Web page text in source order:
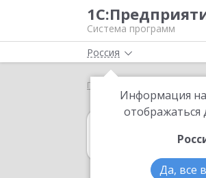
Система программ
Россия
Информация на
отображаться
Да, все
Главная
в